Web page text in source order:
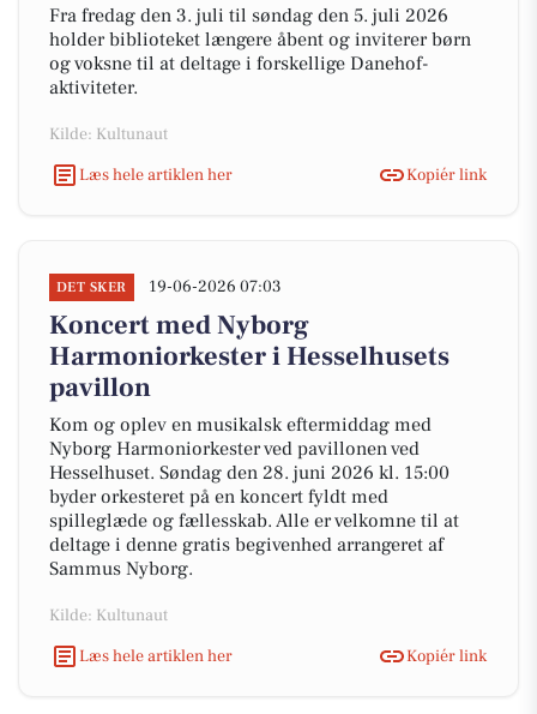
Fra fredag den 3. juli til søndag den 5. juli 2026
holder biblioteket længere åbent og inviterer børn
og voksne til at deltage i forskellige Danehof-
aktiviteter.
Kilde: Kultunaut
Læs hele artiklen her
Kopiér link
DET SKER 19-06-2026 07:03
Koncert med Nyborg
Harmoniorkester i Hesselhusets
pavillon
Kom og oplev en musikalsk eftermiddag med
Nyborg Harmoniorkester ved pavillonen ved
Hesselhuset. Søndag den 28. juni 2026 kl. 15:00
byder orkesteret på en koncert fyldt med
spilleglæde og fællesskab. Alle er velkomne til at
deltage i denne gratis begivenhed arrangeret af
Sammus Nyborg.
Kilde: Kultunaut
Læs hele artiklen her
Kopiér link